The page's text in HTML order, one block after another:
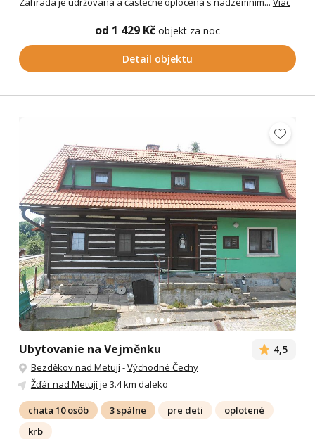
od 1 429 Kč objekt za noc
Detail objektu
Ubytovanie na Vejměnku 4,5
Bezděkov nad Metují-Východné Čechy
Žďár nad Metujíje 3.4 km daleko
chata 10 osôb 3 spálne pre deti
oplotené
krb